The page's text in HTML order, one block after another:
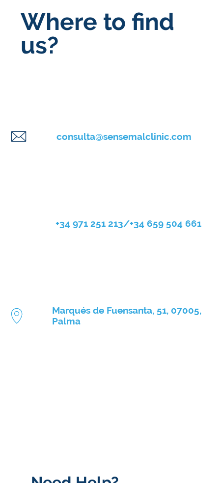
Where to find
us?
consulta@sensemalclinic.com
+34 971 251 213/+34 659 504 661
Marqués de Fuensanta, 51, 07005,
Palma